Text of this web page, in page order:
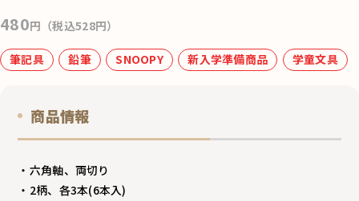
k
480円（税込528円）
筆記具 鉛筆 SNOOPY 新入学準備商品 学童文具
商品情報
・六角軸、両切り
・2柄、各3本(6本入)